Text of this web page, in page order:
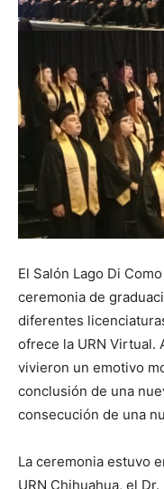
El Salón Lago Di
ceremonia de
diferentes
ofrece la URN Virtual.
vivieron un emotivo
conclusión de una
consecución de una
La ceremonia estuvo
URN Chihuahua, el